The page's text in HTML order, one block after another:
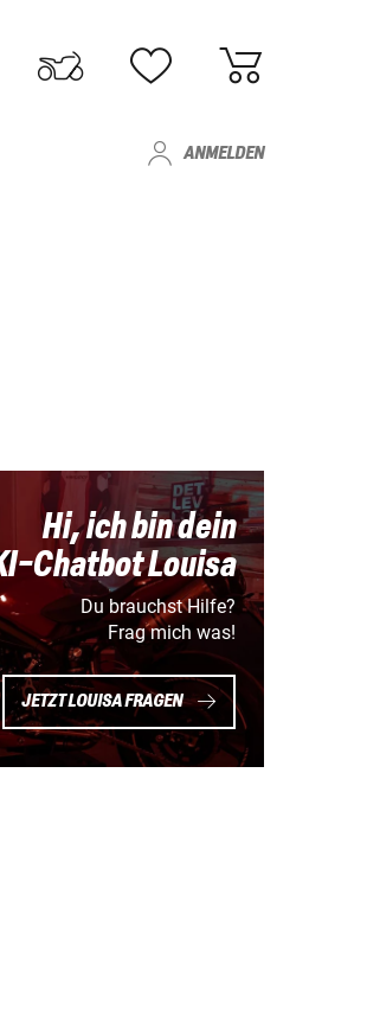
ANMELDEN
Hi, ich bin dein
Chatbot Louisa
Du brauchst Hilfe?
Frag mich was!
JETZT LOUISA FRAGEN